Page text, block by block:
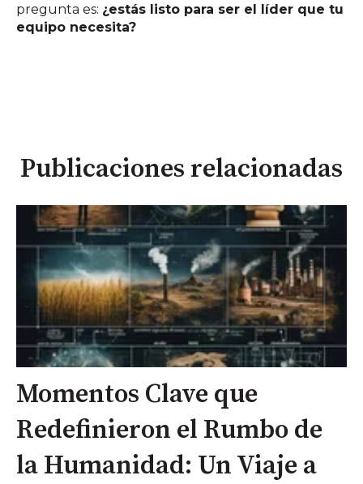
pregunta es: ¿estás listo para ser el líder que tu
equipo necesita?
Publicaciones relacionadas
Momentos Clave que
Redefinieron el Rumbo de
la Humanidad: Un Viaje a